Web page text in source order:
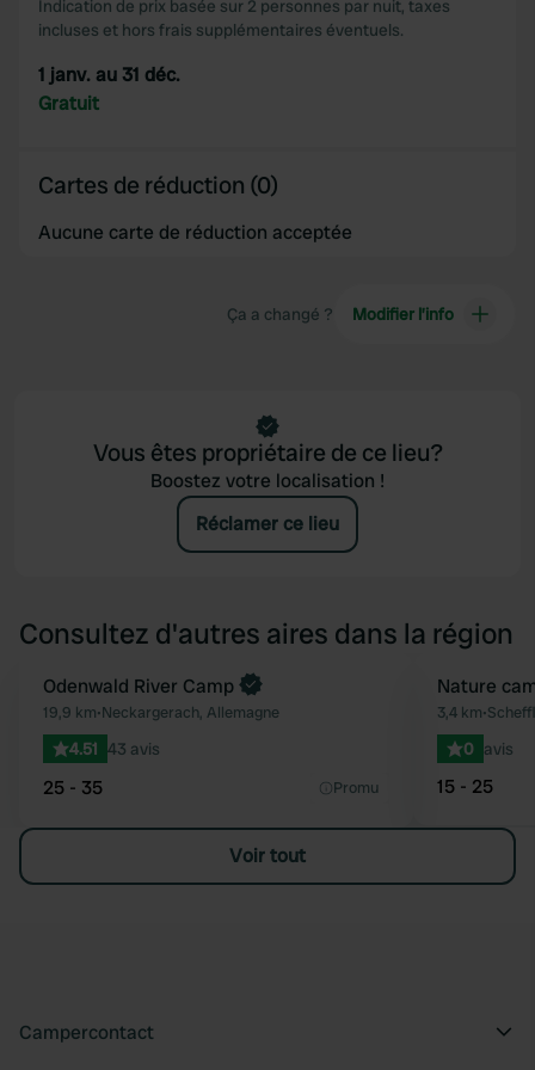
may combine it with other information that you’ve
of their services.
Indication de prix basée sur 2 personnes par nuit, taxes
incluses et hors frais supplémentaires éventuels.
1 janv. au 31 déc.
Gratuit
Cartes de réduction (0)
Aucune carte de réduction acceptée
Ça a changé ? Modifier l’info
Vous êtes propriétaire de ce lieu?
Boostez votre localisation !
Réclamer ce lieu
Consultez d'autres aires dans la région
Préféré
Reserve maintenant
Odenwald River Camp
19,9 km•Neckargerach, Allemagne
4.51 43 avis
25 - 35 Promu
Reserve
Nature
3,4 km•
0 avis
15 - 25
Voir tout
Campercontact